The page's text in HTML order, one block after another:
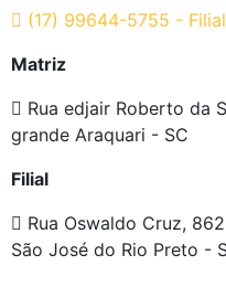
(17) 99644-5755 - Filial
Matriz
Rua edjair Roberto da
grande Araquari - SC
Filial
Rua Oswaldo Cruz,
São José do Rio Preto -